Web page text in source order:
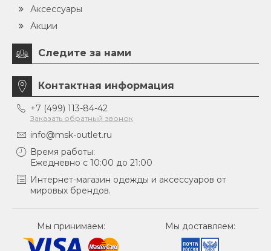
Аксессуары
Акции
Следите за нами
Контактная информация
+7 (499) 113-84-42
Заказать обратный звонок
info@msk-outlet.ru
Время работы:
Ежедневно с 10:00 до 21:00
Интернет-магазин одежды и аксессуаров от
мировых брендов.
Мы принимаем: Мы доставляем: